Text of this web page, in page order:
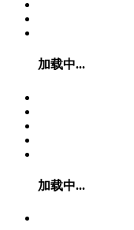
加载中...
加载中...